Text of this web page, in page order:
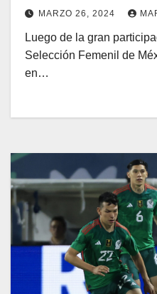
MARZO 26, 2024
Luego de la gran
Selección Femenil de
en…